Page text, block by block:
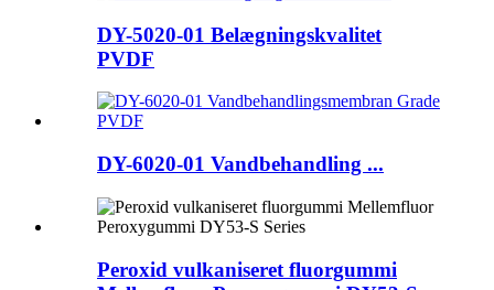
DY-5020-01 Belægningskvalitet
PVDF
DY-6020-01 Vandbehandling ...
Peroxid vulkaniseret fluorgummi